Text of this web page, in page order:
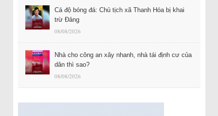
Cá độ bóng đá: Chủ tịch xã Thanh Hóa bị khai
trừ Đảng
08/08/2026
Nhà cho công an xây nhanh, nhà tái định cư của
dân thì sao?
08/08/2026